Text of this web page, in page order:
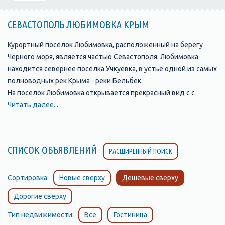
СЕВАСТОПОЛЬ ЛЮБИМОВКА КРЫМ
Курортный посёлок Любимовка, расположенный на берегу
Черного моря, является частью Севастополя. Любимовка
находится севернее посёлка Учкуевка, в устье одной из самых
полноводных рек Крыма - реки Бельбек.
На поселок Любимовка открывается прекрасный вид с с
возвышенности, на которой стоит православная церковь.
славятся своими мускатами. Только здесь производят
натуральный мускат «Алькадар».
замечательным песчаным пляжем, протяжённостью более
километра, разделенным на две части, так как он расположен
по обе стороны от устья реки Бельбек. Пляж с обеих сторон
постепенно переходит в «дикие» пляжи. Это излюбленное
Читать далее...
СПИСОК ОБЪЯВЛЕНИЙ РАСШИРЕННЫЙ ПОИСК
Сортировка: Новые сверху Дешевые сверху
Дорогие сверху
Тип недвижимости: Все Гостиница